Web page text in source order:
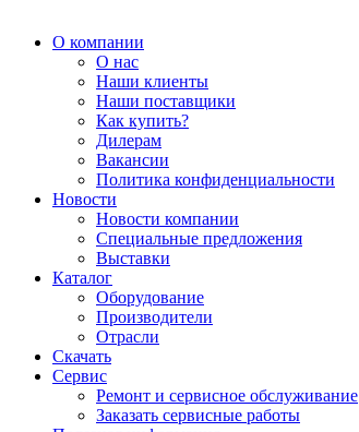
О компании
О нас
Наши клиенты
Наши поставщики
Как купить?
Дилерам
Вакансии
Политика конфиденциальности
Новости
Новости компании
Специальные предложения
Выставки
Каталог
Оборудование
Производители
Отрасли
Скачать
Сервис
Ремонт и сервисное обслуживание
Заказать сервисные работы